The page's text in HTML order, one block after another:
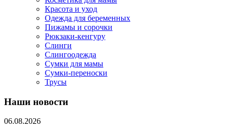
Красота и уход
Одежда для беременных
Пижамы и сорочки
Рюкзаки-кенгуру
Слинги
Слингоодежда
Сумки для мамы
Сумки-переноски
Трусы
Наши новости
06.08.2026